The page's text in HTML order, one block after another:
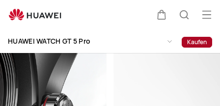
WATCH
Pro
HUAWEI WATCH GT 5 Pro Kaufen